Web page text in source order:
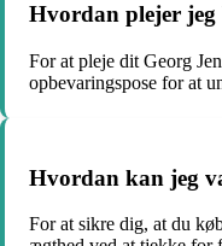
Hvordan plejer jeg
For at pleje dit Georg
opbevaringspose for at
Hvordan kan jeg
For at sikre dig, at du